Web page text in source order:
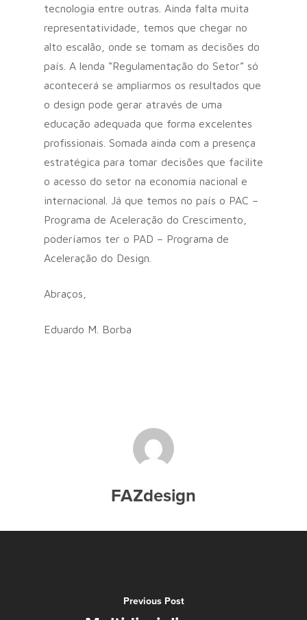
tecnologia entre outras. Ainda falta muita
representatividade, temos que chegar no
alto escalão, onde se tomam as decisões do
país. A lenda “Regulamentação do Setor” só
acontecerá se ampliarmos os resultados que
o design pode gerar através de uma
educação adequada que forma excelentes
profissionais. Somada ainda com a presença
estratégica para tomar decisões que facilite
o acesso do setor na economia nacional e
internacional. Já que temos no país o PAC –
Programa de Aceleração do Crescimento,
poderíamos ter o PAD – Programa de
Aceleração do Design.
Abraços,
Eduardo M. Borba
FAZdesign
Previous Post